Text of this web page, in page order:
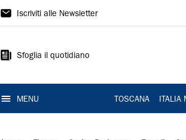
Il
Iscriviti alle Newsletter
Sfoglia il quotidiano
MENU TOSCANA ITALIA